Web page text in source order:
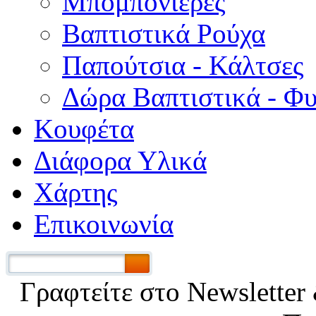
Βαπτιστικά Ρούχα
Παπούτσια - Κάλτσες
Δώρα Βαπτιστικά -
Κουφέτα
Διάφορα Υλικά
Χάρτης
Επικοινωνία
Γραφτείτε στο Νewsletter